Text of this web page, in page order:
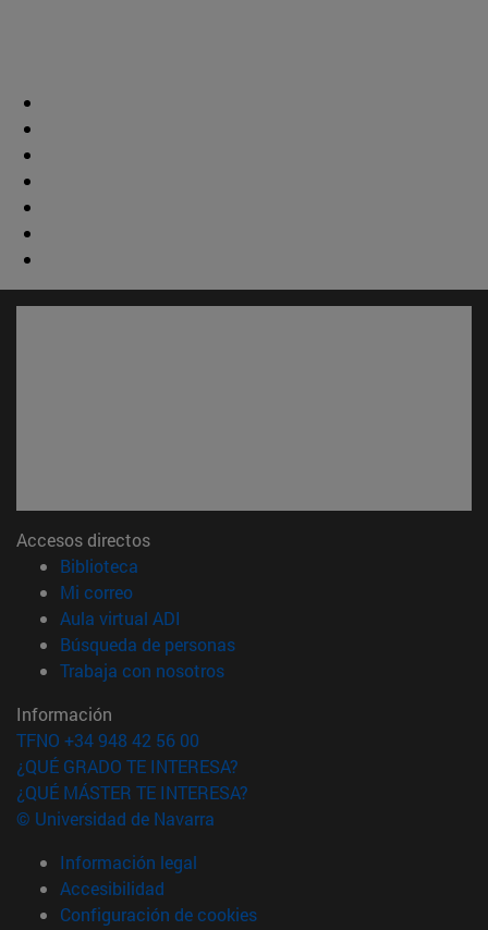
Accesos directos
Biblioteca
Mi correo(abre en nueva ventana)
Aula virtual ADI
Búsqueda de personas(abre en nueva ventana)
Trabaja con nosotros(abre en nueva ventana)
Información
TFNO +34 948 42 56 00
¿QUÉ GRADO TE INTERESA?
¿QUÉ MÁSTER TE INTERESA?
© Universidad de Navarra
Información legal
Accesibilidad
Configuración de cookies